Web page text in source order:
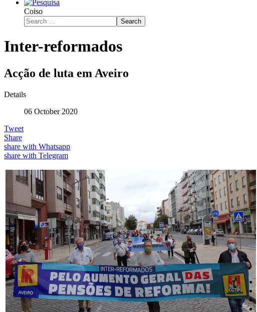
Coiso
Search
Inter-reformados
Acção de luta em Aveiro
Details
06 October 2020
Tweet
Share
share with Whatsapp
share with Telegram